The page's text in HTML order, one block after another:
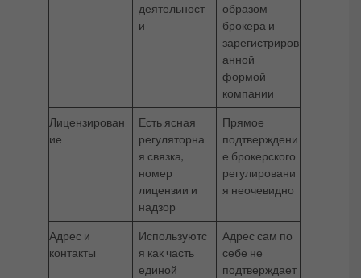
деятельност
и
образом
брокера и
зарегистриров
анной
формой
компании
Лицензирован
ие
Есть ясная
регуляторна
я связка,
номер
лицензии и
надзор
Прямое
подтверждени
е брокерского
регулировани
я неочевидно
Адрес и
контакты
Используютс
я как часть
единой
Адрес сам по
себе не
подтверждает